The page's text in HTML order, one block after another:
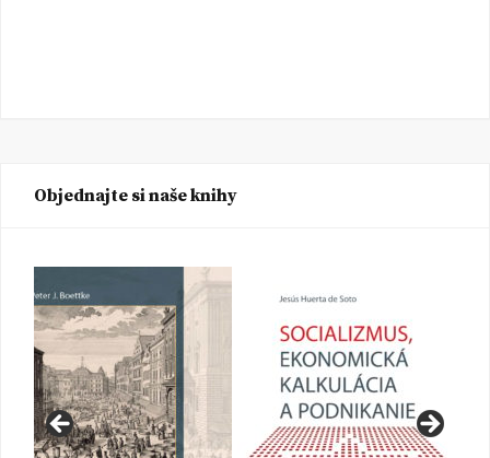
Objednajte si naše knihy